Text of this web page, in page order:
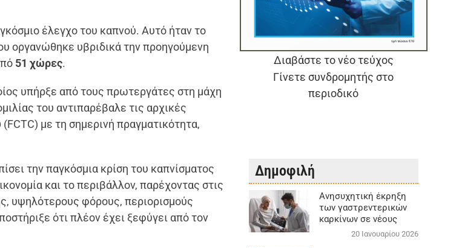
έλεγχο του καπνού. Αυτό ήταν το
οργανώθηκε υβριδικά την προηγούμενη
51 χώρες.
υπήρξε από τους πρωτεργάτες στη μάχη
του αντιπαρέβαλε τις αρχικές
(FCTC) με τη σημερινή πραγματικότητα,
την παγκόσμια κρίση του καπνίσματος
και το περιβάλλον, παρέχοντας στις
υψηλότερους φόρους, περιορισμούς
ότι πλέον έχει ξεφύγει από τον
Διαβάστε το νέο τεύχος
Γίνετε συνδρομητής στο
περιοδικό
Δημοφιλή
Aνησυχητική έκρηξη
των γαστρεντερικών
καρκίνων σε νέους
20 Ιανουαρίου 2026